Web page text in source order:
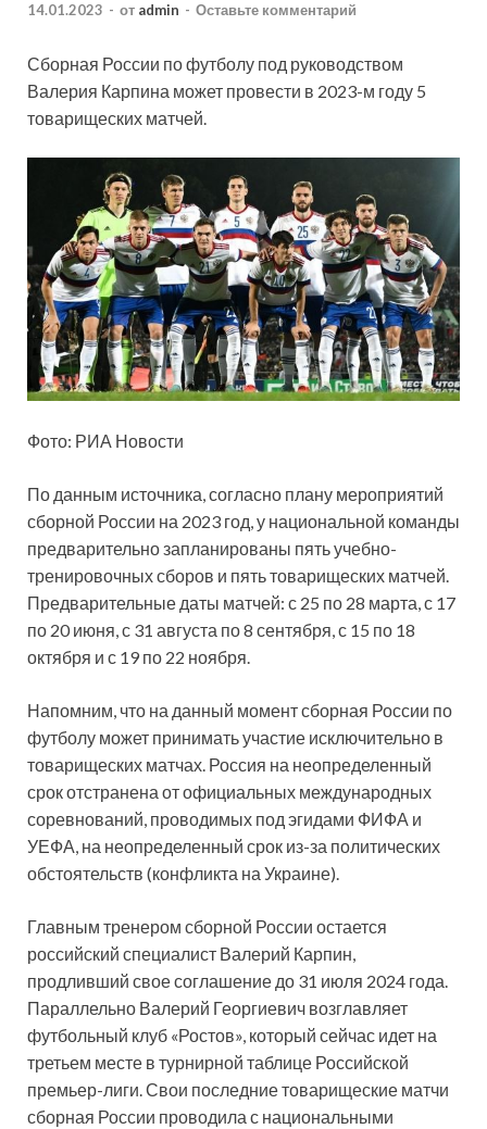
14.01.2023 - от admin - Оставьте комментарий
Сборная России по футболу под руководством
Валерия Карпина может провести в 2023-м году 5
товарищеских матчей.
Фото: РИА Новости
По данным источника, согласно плану мероприятий
сборной России на 2023 год, у национальной команды
предварительно запланированы пять учебно-
тренировочных сборов и пять товарищеских матчей.
Предварительные даты матчей: с 25 по 28 марта, с 17
по 20 июня, с 31 августа по 8 сентября, с 15 по 18
октября и с 19 по 22 ноября.
Напомним, что на данный момент сборная России по
футболу может принимать участие исключительно в
товарищеских матчах. Россия на неопределенный
срок отстранена от официальных международных
соревнований, проводимых под эгидами ФИФА и
УЕФА, на неопределенный срок из-за политических
обстоятельств (конфликта на Украине).
Главным тренером сборной России остается
российский специалист Валерий Карпин,
продливший свое соглашение до 31 июля 2024 года.
Параллельно Валерий Георгиевич возглавляет
футбольный клуб «Ростов», который сейчас идет на
третьем месте в турнирной таблице Российской
премьер-лиги. Свои последние товарищеские матчи
сборная России проводила с национальными